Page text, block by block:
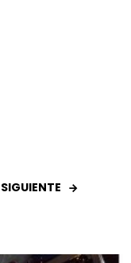
SIGUIENTE